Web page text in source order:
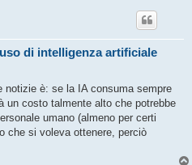
di intelligenza artificiale
notizie è: se la IA consuma sempre
un costo talmente alto che potrebbe
umano (almeno per certi
che si voleva ottenere, perciò